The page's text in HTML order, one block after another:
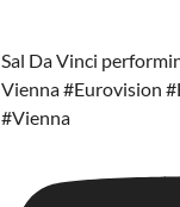
Sal Da Vinci
Vienna #Eurovision
#Vienna